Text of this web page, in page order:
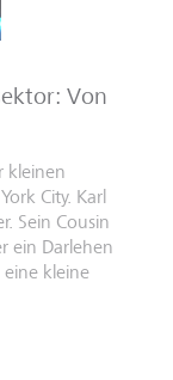
Von
kleinen
City. Karl
Sein Cousin
ein Darlehen
kleine